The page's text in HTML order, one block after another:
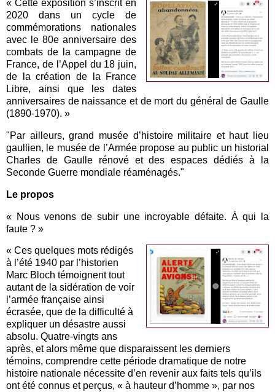
« Cette exposition s’inscrit en
2020 dans un cycle de
commémorations nationales
avec le 80e anniversaire des
combats de la campagne de
France, de l’Appel du 18 juin,
de la création de la France
Libre, ainsi que les dates
anniversaires de naissance et de mort du général de Gaulle
(1890-1970). »
"Par ailleurs, grand musée d’histoire militaire et haut lieu
gaullien, le musée de l’Armée propose au public un historial
Charles de Gaulle rénové et des espaces dédiés à la
Seconde Guerre mondiale réaménagés."
Le propos
« Nous venons de subir une incroyable défaite. À qui la
faute ? »
« Ces quelques mots rédigés
à l’été 1940 par l’historien
Marc Bloch témoignent tout
autant de la sidération de voir
l’armée française ainsi
écrasée, que de la difficulté à
expliquer un désastre aussi
absolu. Quatre-vingts ans
après, et alors même que disparaissent les derniers
témoins, comprendre cette période dramatique de notre
histoire nationale nécessite d’en revenir aux faits tels qu’ils
ont été connus et perçus, « à hauteur d’homme », par nos